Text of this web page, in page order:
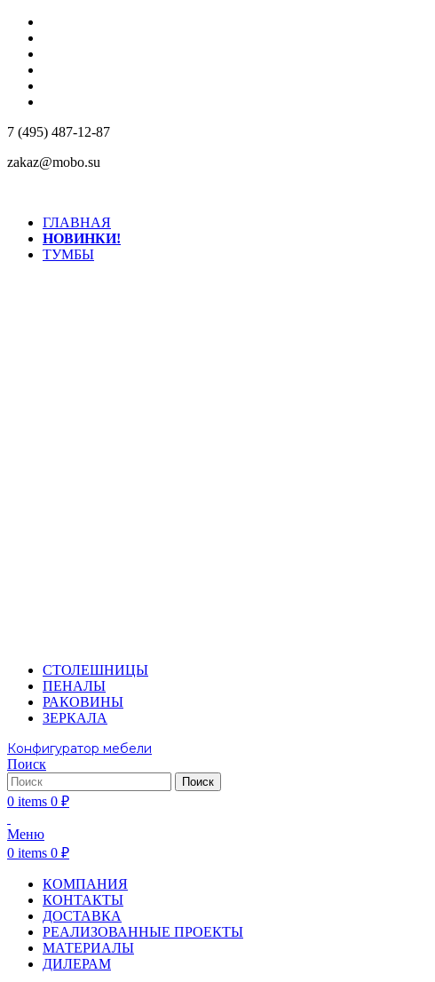
7 (495) 487-12-87
zakaz@mobo.su
ГЛАВНАЯ
НОВИНКИ!
ТУМБЫ
СТОЛЕШНИЦЫ
ПЕНАЛЫ
РАКОВИНЫ
ЗЕРКАЛА
Конфигуратор мебели
Поиск
Поиск
0 items 0 ₽
Меню
0 items 0 ₽
КОМПАНИЯ
КОНТАКТЫ
ДОСТАВКА
РЕАЛИЗОВАННЫЕ ПРОЕКТЫ
МАТЕРИАЛЫ
ДИЛЕРАМ